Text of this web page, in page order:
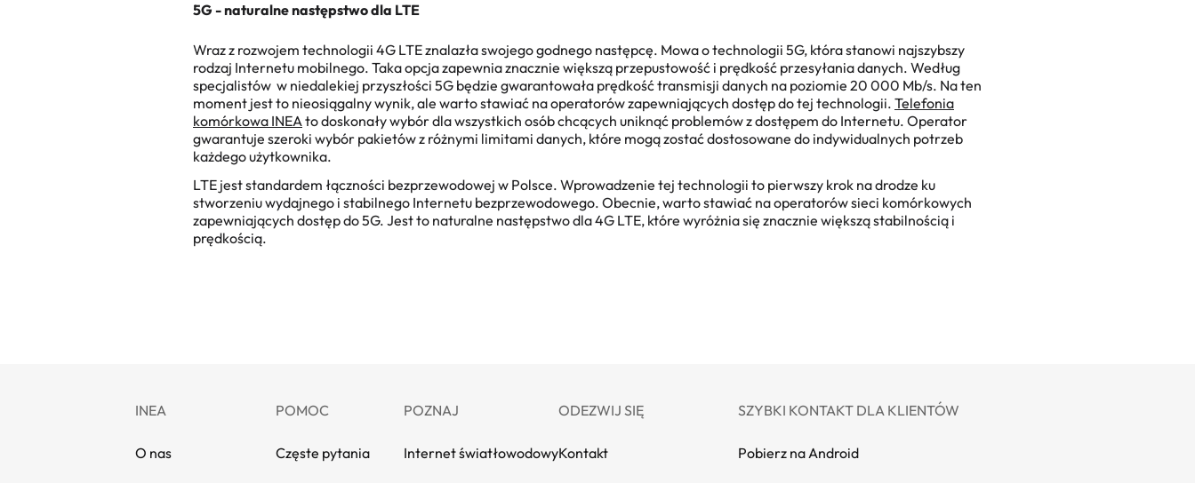
5G - naturalne następstwo dla LTE
Wraz z rozwojem technologii 4G LTE znalazła swojego godnego następcę. Mowa o technologii 5G, która stanowi najszybszy
rodzaj Internetu mobilnego. Taka opcja zapewnia znacznie większą przepustowość i prędkość przesyłania danych. Według
specjalistów w niedalekiej przyszłości 5G będzie gwarantowała prędkość transmisji danych na poziomie 20 000 Mb/s. Na ten
moment jest to nieosiągalny wynik, ale warto stawiać na operatorów zapewniających dostęp do tej technologii. Telefonia
komórkowa INEAto doskonały wybór dla wszystkich osób chcących uniknąć problemów z dostępem do Internetu. Operator
gwarantuje szeroki wybór pakietów z różnymi limitami danych, które mogą zostać dostosowane do indywidualnych potrzeb
każdego użytkownika.
LTE jest standardem łączności bezprzewodowej w Polsce. Wprowadzenie tej technologii to pierwszy krok na drodze ku
stworzeniu wydajnego i stabilnego Internetu bezprzewodowego. Obecnie, warto stawiać na operatorów sieci komórkowych
zapewniających dostęp do 5G. Jest to naturalne następstwo dla 4G LTE, które wyróżnia się znacznie większą stabilnością i
prędkością.
INEA
O nas
POMOC
Częste pytania
POZNAJ
Internet światłowodowy
ODEZWIJ SIĘ
Kontakt
SZYBKI KONTAKT DLA KLIENTÓW
Pobierz na Android